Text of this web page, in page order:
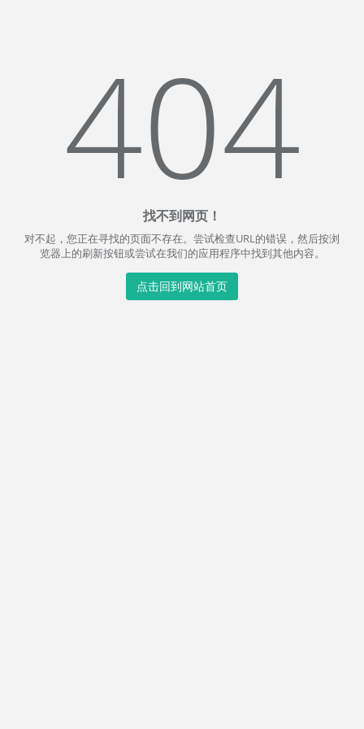
404
找不到网页！
对不起，您正在寻找的页面不存在。尝试检查URL的错误，然后按浏
览器上的刷新按钮或尝试在我们的应用程序中找到其他内容。
点击回到网站首页